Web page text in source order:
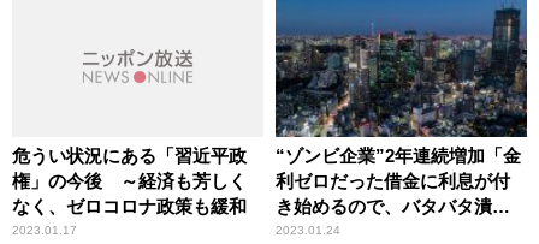
危うい状況にある「習近平政
権」の今後 ～経済も芳しく
なく、ゼロコロナ政策も緩和
2023.01.17
“ゾンビ企業”2年連続増加「金
利ゼロだった借金に利息が付
き始めるので、バタバタ潰れ
る」構造的問題を辛坊治郎が
2023.01.24